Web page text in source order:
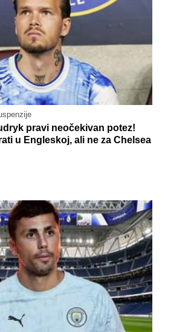
pravi neočekivan potez!
u Engleskoj, ali ne za Chelsea